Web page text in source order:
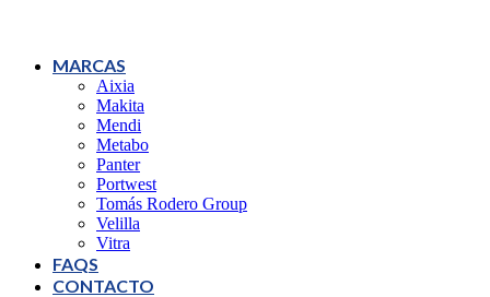
MARCAS
Aixia
Makita
Mendi
Metabo
Panter
Portwest
Tomás Rodero Group
Velilla
Vitra
FAQS
CONTACTO